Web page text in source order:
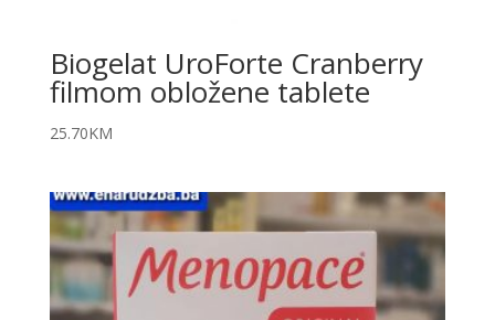
Biogelat UroForte Cranberry
filmom obložene tablete
25.70KM